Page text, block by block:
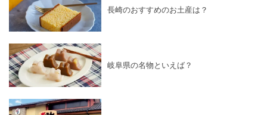
長崎のおすすめのお土産は？
岐阜県の名物といえば？